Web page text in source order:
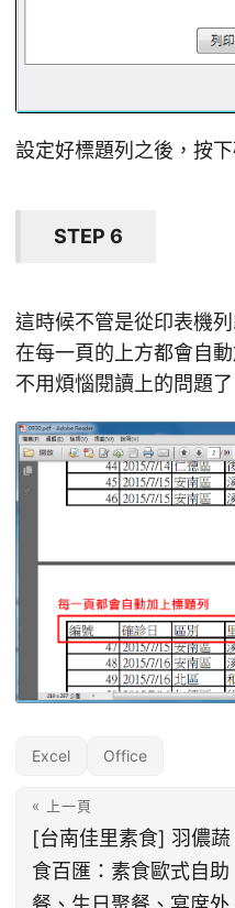
設定好標題列之後，按
STEP 6
這時候不管是從印表機
在每一頁的上方都會自
不用煩惱閱讀上的問題了
Excel Office
« 上一頁
[台南佳里素食] 羽儂蔬
食百匯：素食歐式自助